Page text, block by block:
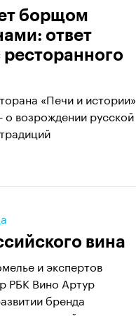
борщом
ответ
ресторанного
«Печи и истории»
возрождении русской
вина
и экспертов
РБК Вино Артур
бренда